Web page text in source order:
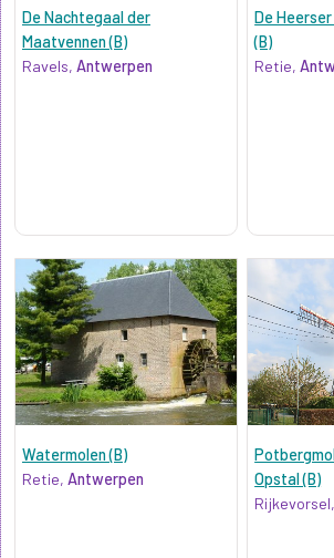
De Nachtegaal der
Maatvennen (B)
Ravels, Antwerpen
De
(B)
Retie,
Watermolen (B)
Retie, Antwerpen
Opstal (B)